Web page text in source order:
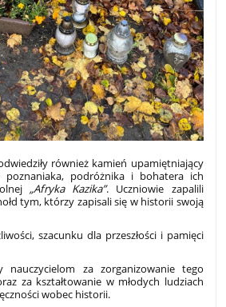
również kamień upamiętniający
poznaniaka, podróżnika i bohatera ich
„Afryka Kazika”. Uczniowie zapalili
tym, którzy zapisali się w historii swoją
szacunku dla przeszłości i pamięci
nauczycielom
za zorganizowanie tego
za kształtowanie w młodych ludziach
wobec historii.